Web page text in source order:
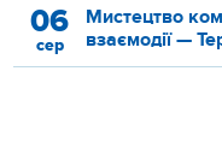
06
сер
Мистецтво
взаємодії —